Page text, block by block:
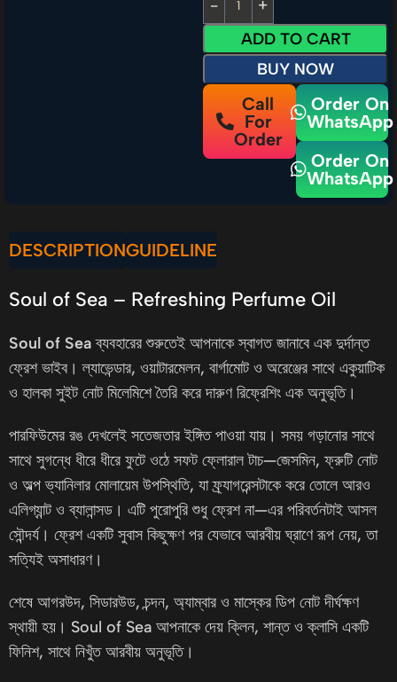
ADD TO CART
BUY NOW
Call
For
Order
Order On
WhatsApp
Order On
WhatsApp
DESCRIPTIONGUIDELINE
Soul of Sea – Refreshing Perfume Oil
Soul of Seaব্যবহারের শুরুতেই আপনাকে স্বাগত জানাবে এক দুর্দান্ত
ফ্রেশ ভাইব। ল্যাভেন্ডার, ওয়াটারমেলন, বার্গামোট ও অরেঞ্জের সাথে একুয়াটিক
ও হালকা সুইট নোট মিলেমিশে তৈরি করে দারুণ রিফ্রেশিং এক অনুভূতি।
পারফিউমের রঙ দেখলেই সতেজতার ইঙ্গিত পাওয়া যায়। সময় গড়ানোর সাথে
সাথে সুগন্ধে ধীরে ধীরে ফুটে ওঠে সফট ফ্লোরাল টাচ—জেসমিন, ফ্রুটি নোট
ও অল্প ভ্যানিলার মোলায়েম উপস্থিতি, যা ফ্র্যাগরেন্সটাকে করে তোলে আরও
এলিগ্যান্ট ও ব্যালান্সড। এটি পুরোপুরি শুধু ফ্রেশ না—এর পরিবর্তনটাই আসল
সৌন্দর্য। ফ্রেশ একটি সুবাস কিছুক্ষণ পর যেভাবে আরবীয় ঘ্রাণে রূপ নেয়, তা
সত্যিই অসাধারণ।
শেষে আগরউদ, সিডারউড, চন্দন, অ্যাম্বার ও মাস্কের ডিপ নোট দীর্ঘক্ষণ
স্থায়ী হয়। Soul of Sea আপনাকে দেয় ক্লিন, শান্ত ও ক্লাসি একটি
ফিনিশ, সাথে নিখুঁত আরবীয় অনুভূতি।